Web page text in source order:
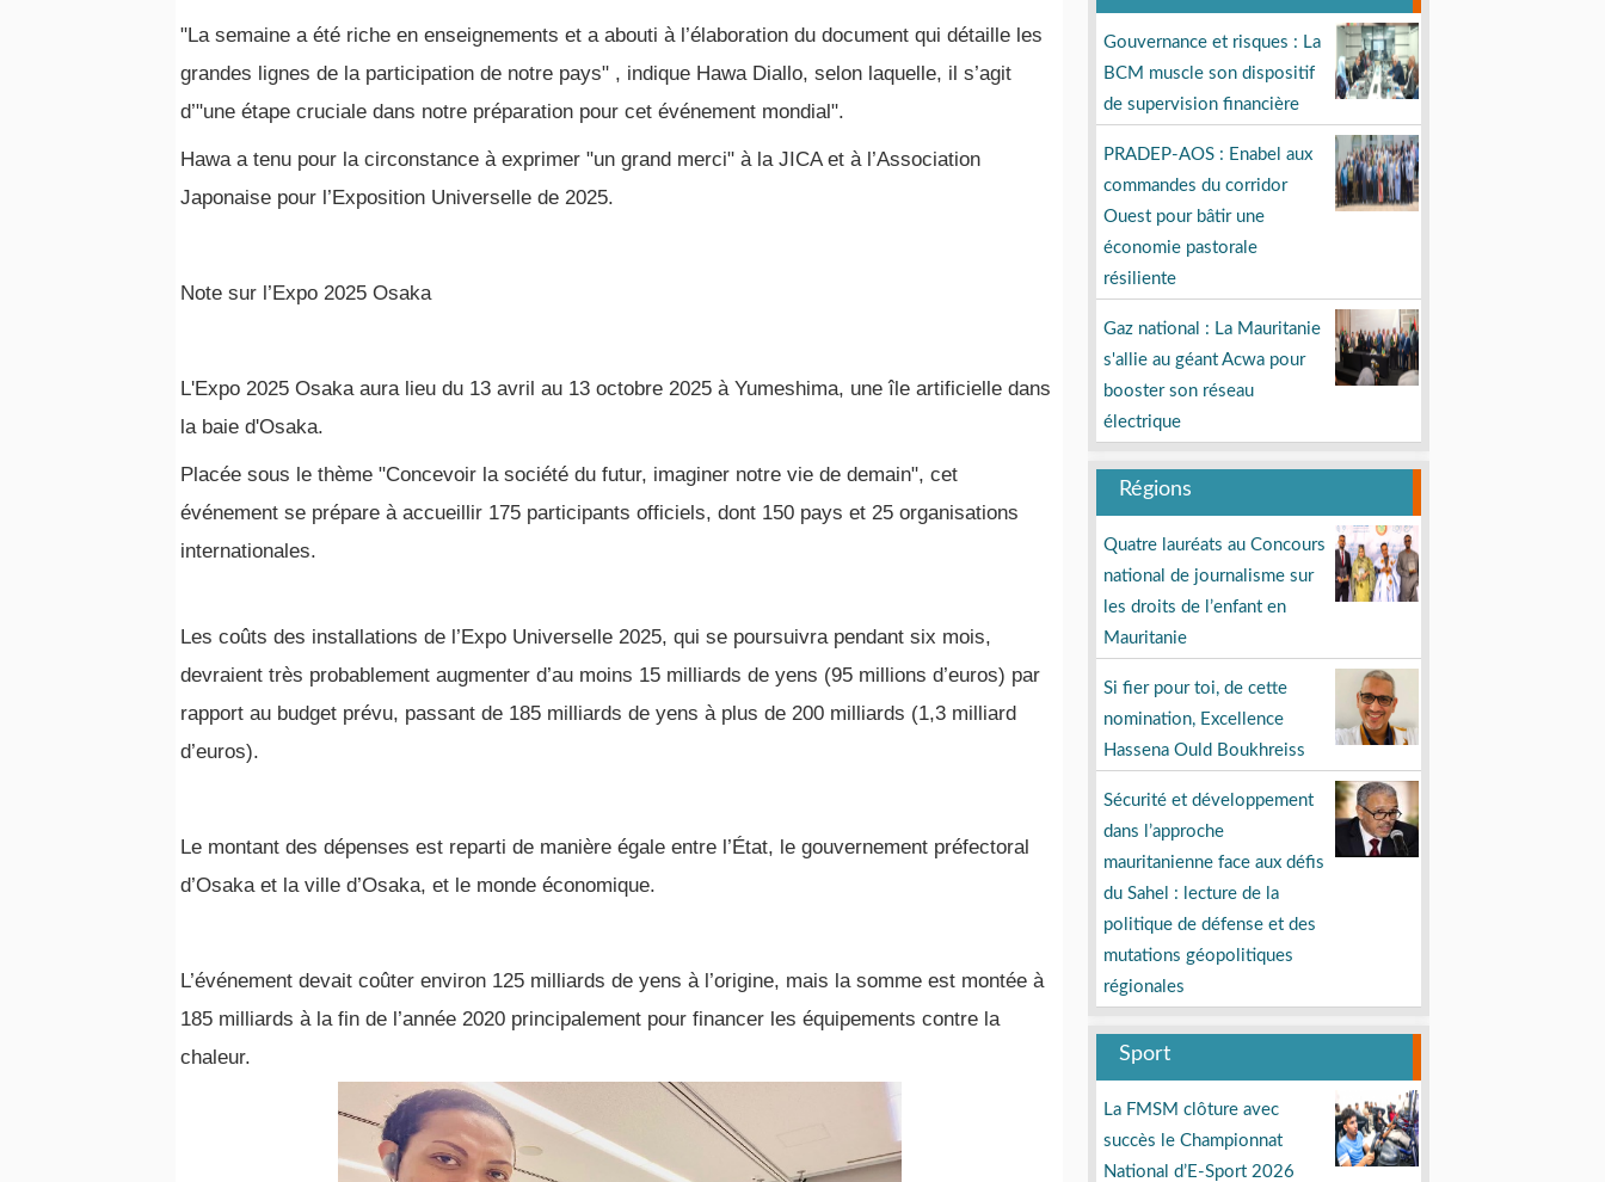
Gouvernance et risques : La
BCM muscle son dispositif
de supervision financière
PRADEP-AOS : Enabel aux
commandes du corridor
Ouest pour bâtir une
économie pastorale
résiliente
Gaz national : La Mauritanie
s'allie au géant Acwa pour
booster son réseau
électrique
Régions
Quatre lauréats au Concours
national de journalisme sur
les droits de l’enfant en
Mauritanie
Si fier pour toi, de cette
nomination, Excellence
Hassena Ould Boukhreiss
Sécurité et développement
dans l’approche
mauritanienne face aux défis
du Sahel : lecture de la
politique de défense et des
mutations géopolitiques
régionales
Sport
La FMSM clôture avec
succès le Championnat
National d’E-Sport 2026
"La semaine a été riche en enseignements et a abouti à l’élaboration du document qui détaille les
grandes lignes de la participation de notre pays" , indique Hawa Diallo, selon laquelle, il s’agit
d’"une étape cruciale dans notre préparation pour cet événement mondial".
Hawa a tenu pour la circonstance à exprimer "un grand merci" à la JICA et à l’Association
Japonaise pour l’Exposition Universelle de 2025.
Note sur l’Expo 2025 Osaka
L'Expo 2025 Osaka aura lieu du 13 avril au 13 octobre 2025 à Yumeshima, une île artificielle dans
la baie d'Osaka.
Placée sous le thème "Concevoir la société du futur, imaginer notre vie de demain", cet
événement se prépare à accueillir 175 participants officiels, dont 150 pays et 25 organisations
internationales.
Les coûts des installations de l’Expo Universelle 2025, qui se poursuivra pendant six mois,
devraient très probablement augmenter d’au moins 15 milliards de yens (95 millions d’euros) par
rapport au budget prévu, passant de 185 milliards de yens à plus de 200 milliards (1,3 milliard
d’euros).
Le montant des dépenses est reparti de manière égale entre l’État, le gouvernement préfectoral
d’Osaka et la ville d’Osaka, et le monde économique.
L’événement devait coûter environ 125 milliards de yens à l’origine, mais la somme est montée à
185 milliards à la fin de l’année 2020 principalement pour financer les équipements contre la
chaleur.